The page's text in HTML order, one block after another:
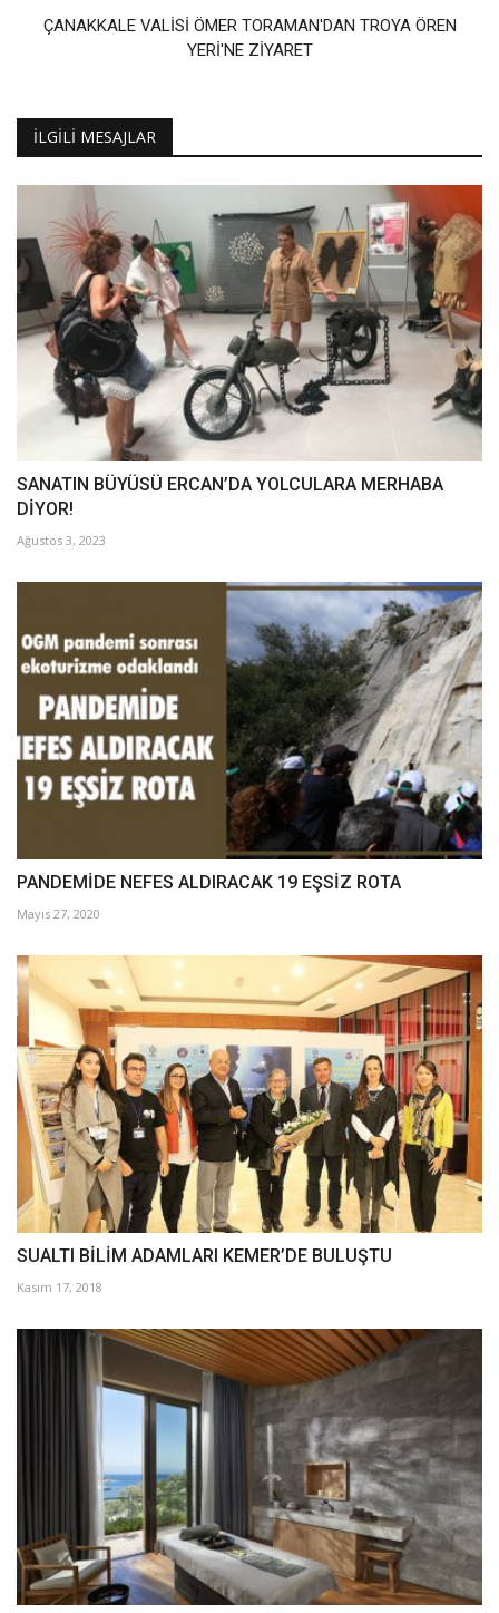
ÇANAKKALE VALİSİ ÖMER TORAMAN'DAN TROYA ÖREN
YERİ'NE ZİYARET
İLGILI MESAJLAR
SANATIN BÜYÜSÜ ERCAN’DA YOLCULARA MERHABA
DİYOR!
Ağustos 3, 2023
PANDEMİDE NEFES ALDIRACAK 19 EŞSİZ ROTA
Mayıs 27, 2020
SUALTI BİLİM ADAMLARI KEMER’DE BULUŞTU
Kasım 17, 2018